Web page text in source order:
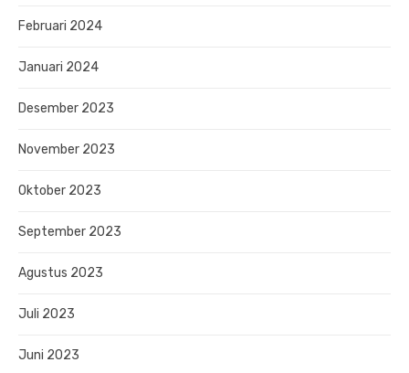
Februari 2024
Januari 2024
Desember 2023
November 2023
Oktober 2023
September 2023
Agustus 2023
Juli 2023
Juni 2023